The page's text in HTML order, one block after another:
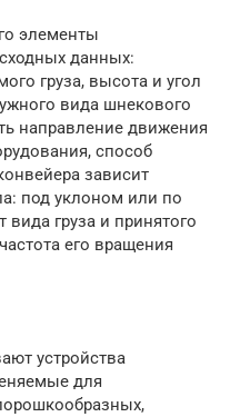
элементы
данных:
груза, высота и угол
вида шнекового
направление движения
способ
зависит
под уклоном или по
вида груза и принятого
его вращения
устройства
для